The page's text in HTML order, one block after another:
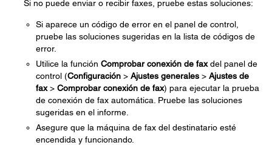
Si no puede enviar o recibir faxes, pruebe estas soluciones:
Si aparece un código de error en el panel de control,
pruebe las soluciones sugeridas en la lista de códigos de
error.
Utilice la función Comprobar conexión de faxdel panel de
control (Configuración > Ajustes generales > Ajustes de
fax> Comprobar conexión de fax) para ejecutar la prueba
de conexión de fax automática. Pruebe las soluciones
sugeridas en el informe.
Asegure que la máquina de fax del destinatario esté
encendida y funcionando.